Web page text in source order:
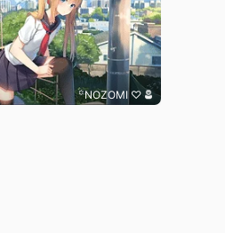
꙳NOZOMI ♡